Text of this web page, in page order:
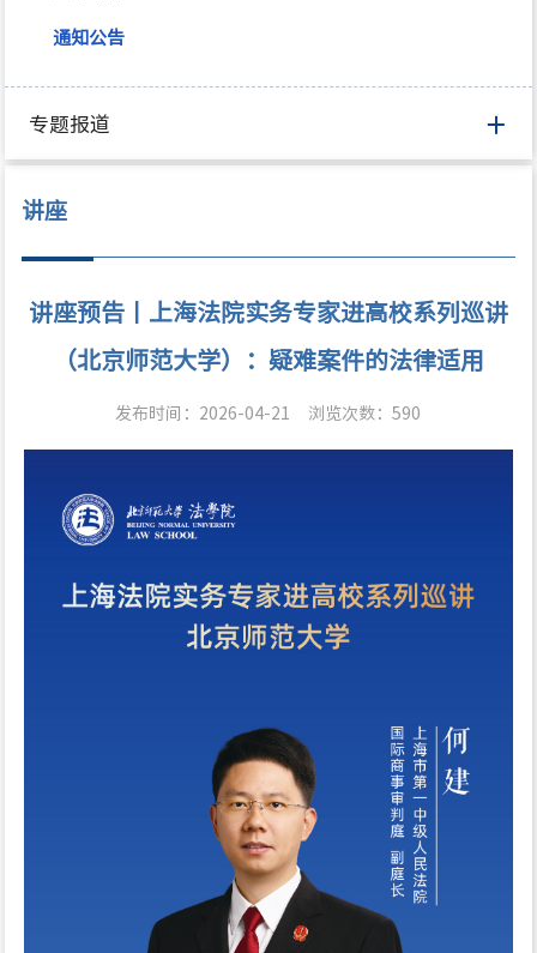
通知公告
专题报道
讲座
讲座预告丨上海法院实务专家进高校系列巡讲
（北京师范大学）：疑难案件的法律适用
发布时间：2026-04-21 浏览次数：590